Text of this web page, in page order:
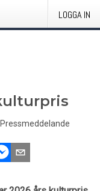
LOGGA IN
Pressmeddelande